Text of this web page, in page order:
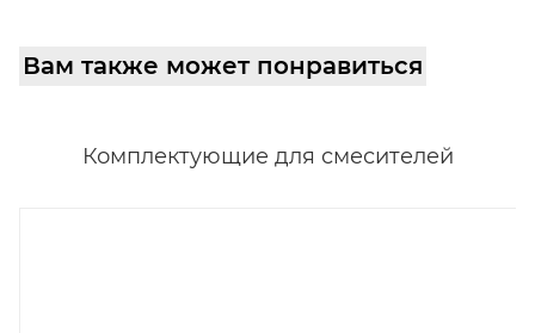
Вам также может понравиться
Комплектующие для смесителей